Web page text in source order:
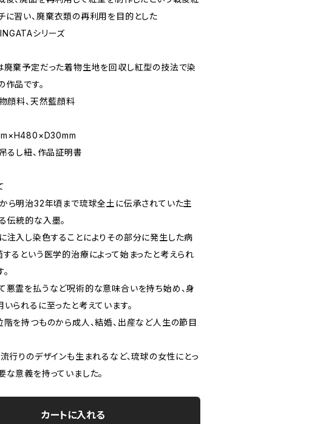
に習い、廃棄衣類の再利用を目的とした
シリーズ
廃棄予定だった着物生地を回収し紅型の技法で染
品です。
顔料、天然藍顔料
るし紐、作品証明書
ら明治32年頃まで琉球全土に伝承されていた主
伝統的な入墨。
入し染色することによりその部分に発生した病
するという医学的治療によって始まったと考えられ
霊を払うなど呪術的な意味合いを持ち始め、身
られるに至ったと考えています。
階を持つものから成人、結婚、出産など人生の節目
行りのデザインも生まれるなど、琉球の女性にとっ
意義を持っていました。
カートに入れる